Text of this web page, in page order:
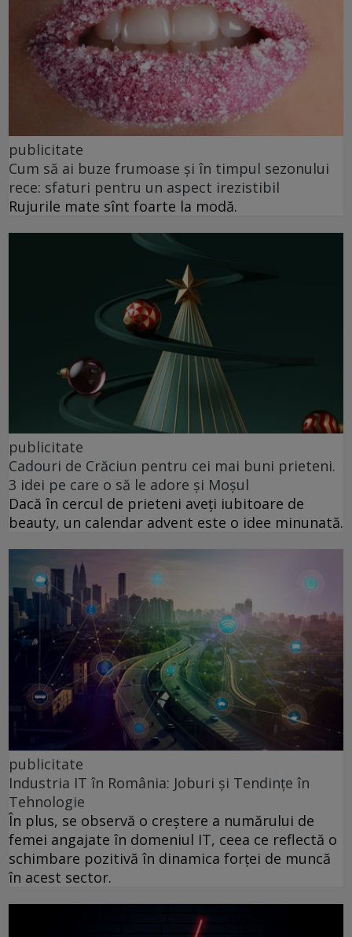
publicitate
Cum să ai buze frumoase şi în timpul sezonului
rece: sfaturi pentru un aspect irezistibil
Rujurile mate sînt foarte la modă.
publicitate
Cadouri de Crăciun pentru cei mai buni prieteni.
3 idei pe care o să le adore și Moșul
Dacă în cercul de prieteni aveți iubitoare de
beauty, un calendar advent este o idee minunată.
publicitate
Industria IT în România: Joburi și Tendințe în
Tehnologie
În plus, se observă o creștere a numărului de
femei angajate în domeniul IT, ceea ce reflectă o
schimbare pozitivă în dinamica forței de muncă
în acest sector.